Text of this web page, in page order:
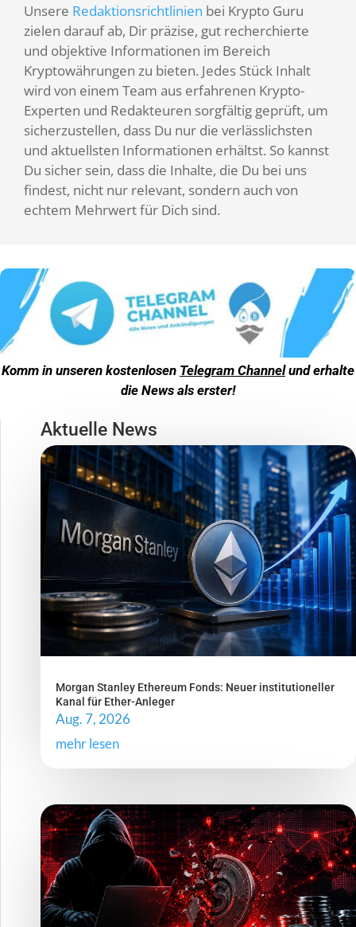
Unsere Redaktionsrichtlinien bei Krypto Guru
zielen darauf ab, Dir präzise, gut recherchierte
und objektive Informationen im Bereich
Kryptowährungen zu bieten. Jedes Stück Inhalt
wird von einem Team aus erfahrenen Krypto-
Experten und Redakteuren sorgfältig geprüft, um
sicherzustellen, dass Du nur die verlässlichsten
und aktuellsten Informationen erhältst. So kannst
Du sicher sein, dass die Inhalte, die Du bei uns
findest, nicht nur relevant, sondern auch von
echtem Mehrwert für Dich sind.
Komm in unseren kostenlosen Telegram Channelund erhalte
die News als erster!
Aktuelle News
Morgan Stanley Ethereum Fonds: Neuer institutioneller
Kanal für Ether-Anleger
Aug. 7, 2026
mehr lesen